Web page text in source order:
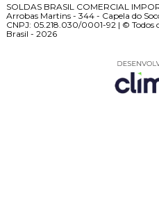
SOLDAS BRASIL COMERCIAL
Arrobas Martins - 344 - Capela do
CNPJ: 05.218.030/0001-92 | © Todos
Brasil - 2026